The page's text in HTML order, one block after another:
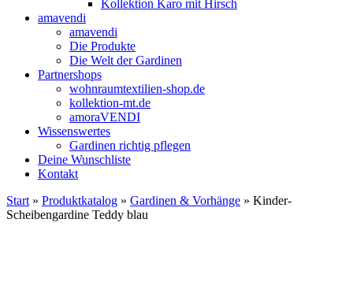
Kollektion Karo mit Hirsch
amavendi
amavendi
Die Produkte
Die Welt der Gardinen
Partnershops
wohnraumtextilien-shop.de
kollektion-mt.de
amoraVENDI
Wissenswertes
Gardinen richtig pflegen
Deine Wunschliste
Kontakt
Start » Produktkatalog » Gardinen & Vorhänge » Kinder-
Scheibengardine Teddy blau